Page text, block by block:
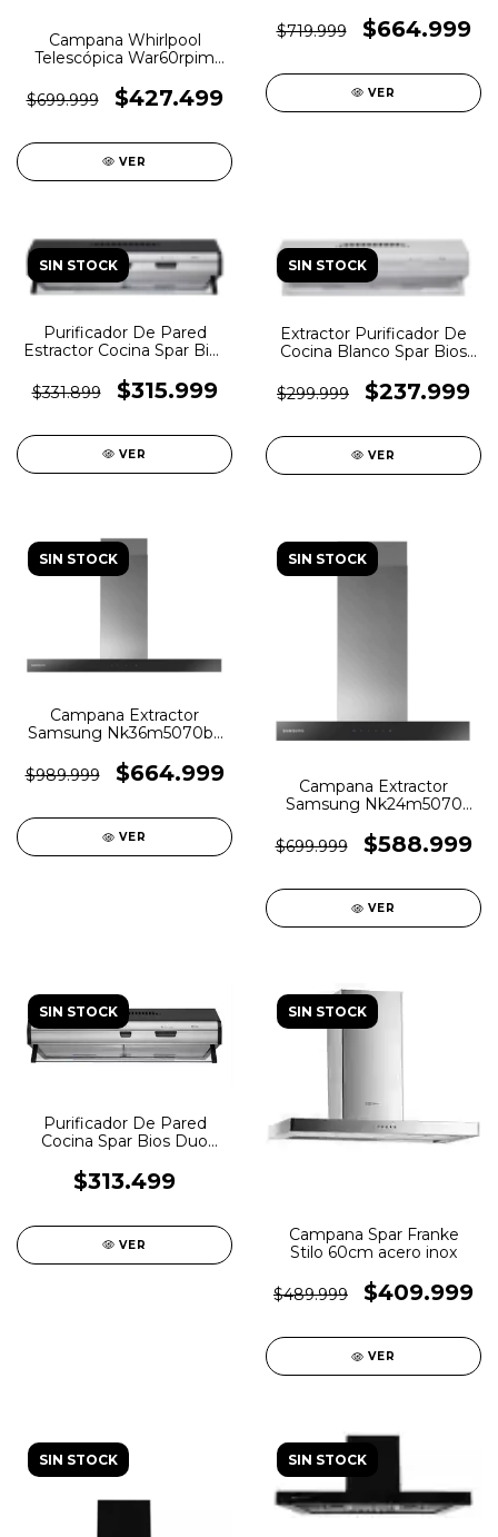
Campana Whirlpool
Telescópica War60rpim
$699.999
$427.499
VER
Inox
$719.999 $664.999
VER
SIN STOCK
Purificador De Pared
Estractor Cocina Spar Bios
Negro/acero 2 motores
$331.899 $315.999
VER
SIN STOCK
Extractor Purificador De
Cocina Blanco Spar Bios
$299.999
$237.999
VER
SIN STOCK
Campana Extractor
Samsung Nk36m5070bs
$989.999
$664.999
VER
SIN STOCK
Campana Extractor
Samsung Nk24m5070
$699.999
$588.999
VER
SIN STOCK
Purificador De Pared
Cocina Spar Bios Duo
$313.499
VER
SIN STOCK
Campana Spar Franke
Stilo 60cm acero inox
$489.999 $409.999
VER
SIN STOCK SIN STOCK